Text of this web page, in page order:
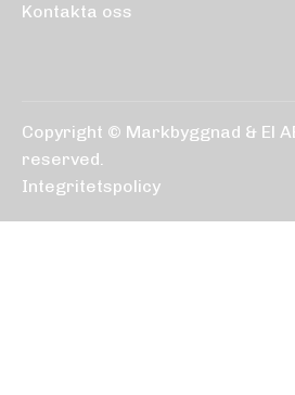
Kontakta oss
Copyright © Markbyggnad & El
reserved.
Integritetspolicy